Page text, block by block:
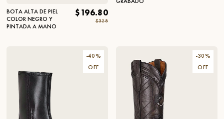
BOTA ALTA DE PIEL
COLOR NEGRO Y
PINTADA A MANO
$196.80
$328
-40%
OFF
-30%
OFF